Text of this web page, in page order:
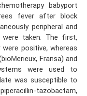
babyport
fever after block
peripheral and
were taken. The first,
positive, whereas
Fransa) and
were used to
was susceptible to
tazobactam,